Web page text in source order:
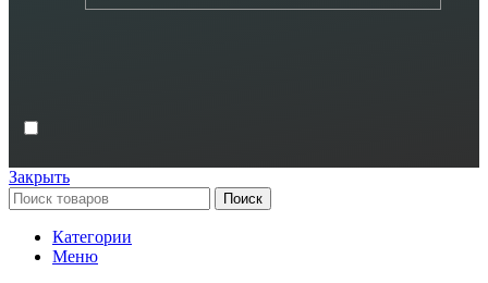
Закрыть
Поиск
Категории
Меню